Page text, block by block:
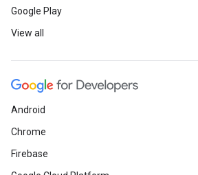
Google Play
View all
Android
Chrome
Firebase